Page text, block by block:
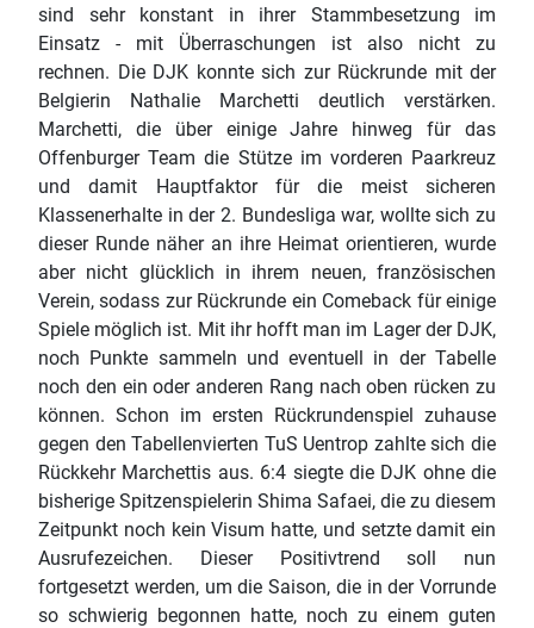
sind sehr konstant in ihrer Stammbesetzung im
Einsatz - mit Überraschungen ist also nicht zu
rechnen. Die DJK konnte sich zur Rückrunde mit der
Belgierin Nathalie Marchetti deutlich verstärken.
Marchetti, die über einige Jahre hinweg für das
Offenburger Team die Stütze im vorderen Paarkreuz
und damit Hauptfaktor für die meist sicheren
Klassenerhalte in der 2. Bundesliga war, wollte sich zu
dieser Runde näher an ihre Heimat orientieren, wurde
aber nicht glücklich in ihrem neuen, französischen
Verein, sodass zur Rückrunde ein Comeback für einige
Spiele möglich ist. Mit ihr hofft man im Lager der DJK,
noch Punkte sammeln und eventuell in der Tabelle
noch den ein oder anderen Rang nach oben rücken zu
können. Schon im ersten Rückrundenspiel zuhause
gegen den Tabellenvierten TuS Uentrop zahlte sich die
Rückkehr Marchettis aus. 6:4 siegte die DJK ohne die
bisherige Spitzenspielerin Shima Safaei, die zu diesem
Zeitpunkt noch kein Visum hatte, und setzte damit ein
Ausrufezeichen. Dieser Positivtrend soll nun
fortgesetzt werden, um die Saison, die in der Vorrunde
so schwierig begonnen hatte, noch zu einem guten